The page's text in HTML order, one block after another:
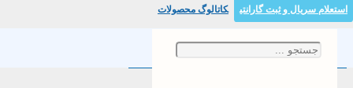
استعلام سریال و ثبت گارانتی کاتالوگ محصولات